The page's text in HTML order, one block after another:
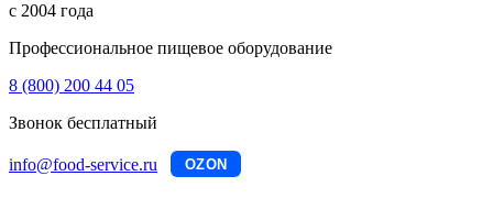
с 2004 года
Профессиональное пищевое оборудование
8 (800) 200 44 05
Звонок бесплатный
info@food-service.ru OZON